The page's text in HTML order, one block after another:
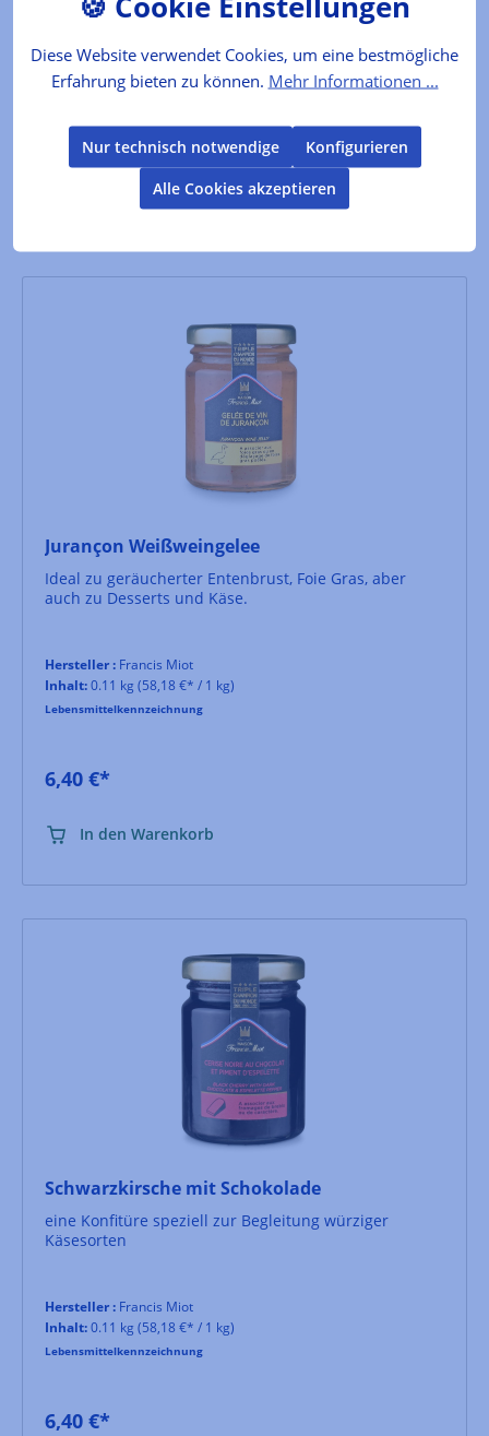
Hersteller :
Francis Miot
0.11 kg (58,18 €* / 1 kg)
6,40 €*
In den Warenkorb
Jurançon Weißweingelee
Ideal zu geräucherter Entenbrust, Foie Gras, aber
auch zu Desserts und Käse.
Hersteller : Francis Miot
Inhalt:0.11 kg (58,18 €* / 1 kg)
Lebensmittelkennzeichnung
6,40 €*
In den Warenkorb
Schwarzkirsche mit Schokolade
eine Konfitüre speziell zur Begleitung würziger
Käsesorten
Hersteller : Francis Miot
Inhalt:0.11 kg (58,18 €* / 1 kg)
Lebensmittelkennzeichnung
6,40 €*
Diese Website verwendet Cookies, um eine bestmögliche
Erfahrung bieten zu können. Mehr Informationen ...
Nur technisch notwendige
Konfigurieren
Alle Cookies akzeptieren